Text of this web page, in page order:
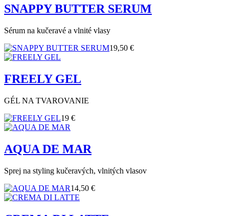
SNAPPY BUTTER SERUM
Sérum na kučeravé a vlnité vlasy
19,50 €
FREELY GEL
GÉL NA TVAROVANIE
19 €
AQUA DE MAR
Sprej na styling kučeravých, vlnitých vlasov
14,50 €